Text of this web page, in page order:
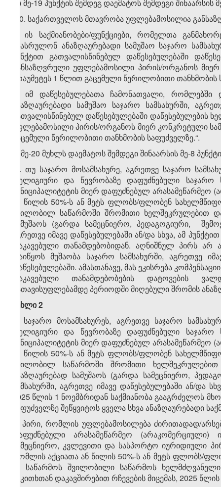
დ) მე-19 პუნქტის შემდეგ დაემატოს შემდეგი შინაარსის
„20. საქართველოს მთავრობა უფლებამოსილია
ა) ის საქმიანობები/ფუნქციები, რომელთა
შეასრულონ ანაზღაურებადი სამუშაო საჯარო
პუნქტით გათვალისწინებულ დაწესებულებაში
განსაზღვრული უფლებამოსილი პირის/ორგანოს
არაუმეტეს 1 წლით გაცემული წერილობითი თანხმობის
ბ) იმ დაწესებულებათა ჩამონათვალი,
ანაზღაურებადი სამუშაო საჯარო სამსახურში,
გათვალისწინებულ დაწესებულებაში
უფლებამოსილი პირის/ორგანოს მიერ კონკრეტული
გაცემული წერილობითი თანხმობის საფუძველზე.“.
3. მე-20 მუხლს დაემატოს შემდეგი შინაარსის მე-8
„8. თუ საჯარო მოსამსახურე, აგრეთვე საჯარო
რელიგიური და წევრობაზე დაფუძნებული
მუნიციპალიტეტის მიერ დაფუძნებულ
ან წილის 50%-ს ან მეტს ფლობს/ფლობენ
შვილობილ საწარმოში შრომითი ხელშეკრულებით
სამუშაოს (გარდა სამეცნიერო, პედაგოგიური,
აგრეთვე იმავე დაწესებულებაში ან/და სხვა, ამ
დაკავებული თანამდებობიდან. აღნიშნულ პირს
დაიწყოს მუშაობა საჯარო სამსახურში, აგრეთვე
დაწესებულებაში. ამასთანავე, მას ეკისრება
დაკავებული თანამდებობების დატოვების
გათავისუფლებამდე პერიოდში მიღებული შრომის
მუხლი 2
1. საჯარო მოსამსახურეს, აგრეთვე საჯარო
რელიგიური და წევრობაზე დაფუძნებული
მუნიციპალიტეტის მიერ დაფუძნებულ
ან წილის 50%-ს ან მეტს ფლობს/ფლობენ
შვილობილ საწარმოში შრომითი
ანაზღაურებად სამუშაოს (გარდა სამეცნიერო,
სამსახურში, აგრეთვე იმავე დაწესებულებაში ან/და
2025 წლის 1 ნოემბრიდან საქმიანობა გააგრძელოს
საფუძველზე შეწყვიტოს ყველა სხვა ანაზღაურებადი
2. პირი, რომლის უფლებამოსილება ძირითადად/
დაფუძნებული არასამეწარმეო
სამეცნიერო, კვლევითი და სასპორტო იურიდიული
რომლის აქციათა ან წილის 50%-ს ან მეტს ფლობს/
ამ საწარმოს შვილობილი საწარმოს
საკითხთან დაკავშირებით რჩევების მიცემას, 2025